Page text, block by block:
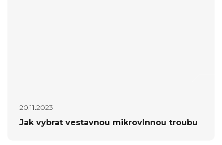
Jak vybrat vestavnou mikrovlnnou troubu
20.11.2023